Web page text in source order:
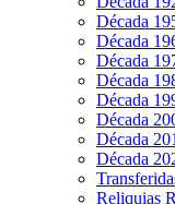
Década
Década
Década
Década
Década
Década
Década
Década
Reliquias